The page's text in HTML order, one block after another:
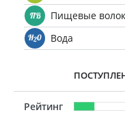
Пищевые
Вода
Рейтинг